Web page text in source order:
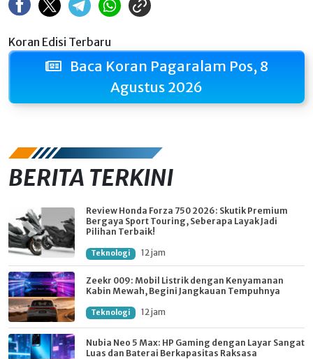
Koran Edisi Terbaru
Baca Koran Pagaralam Pos, 8
Agustus 2026
BERITA TERKINI
Review Honda Forza 750 2026: Skutik Premium
Bergaya Sport Touring, Seberapa Layak Jadi
Pilihan Terbaik!
Teknologi 12 jam
Zeekr 009: Mobil Listrik dengan Kenyamanan
Kabin Mewah, Begini Jangkauan Tempuhnya
Teknologi 12 jam
Nubia Neo 5 Max: HP Gaming dengan Layar Sangat
Luas dan Baterai Berkapasitas Raksasa